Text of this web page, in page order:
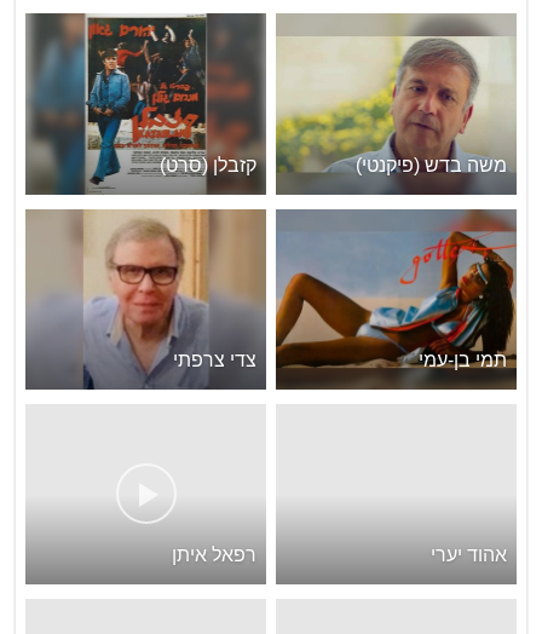
משה בדש (פיקנטי) קזבלן (סרט)
תמי בן-עמי צדי צרפתי
אהוד יערי רפאל איתן